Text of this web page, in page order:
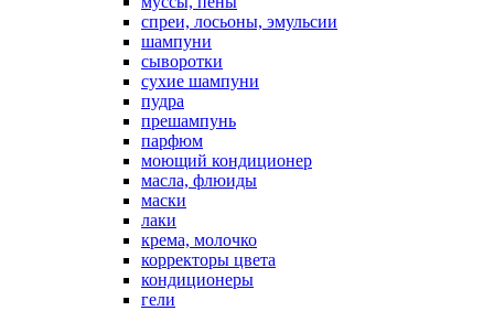
спреи, лосьоны, эмульсии
шампуни
сыворотки
сухие шампуни
пудра
прешампунь
парфюм
моющий кондиционер
масла, флюиды
маски
лаки
крема, молочко
корректоры цвета
кондиционеры
гели